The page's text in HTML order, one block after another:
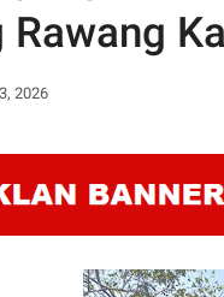
Rawang
2026